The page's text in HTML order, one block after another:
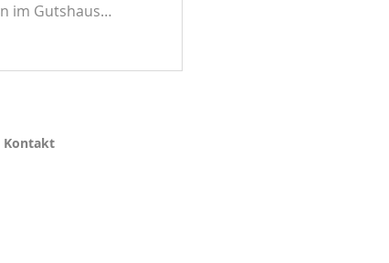
Kontakt